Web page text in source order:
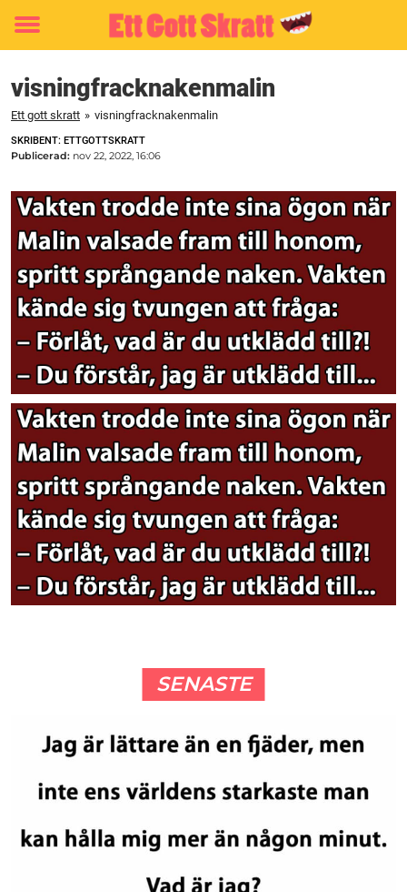
Toggle
visningfracknakenmalin
Ett gott skratt » visningfracknakenmalin
SKRIBENT: ETTGOTTSKRATT
Publicerad: nov 22, 2022, 16:06
SENASTE